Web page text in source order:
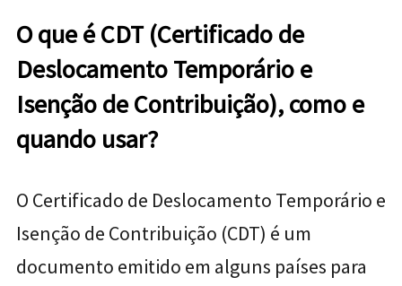
O que é CDT (Certificado de
Deslocamento Temporário e
Isenção de Contribuição), como e
quando usar?
O Certificado de Deslocamento Temporário e
Isenção de Contribuição (CDT) é um
documento emitido em alguns países para